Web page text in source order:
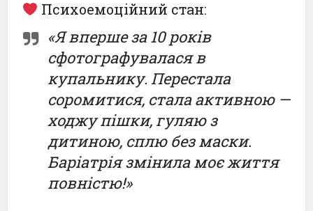
Психоемоційний стан:
«Я вперше за 10 років
сфотографувалася в
купальнику. Перестала
соромитися, стала активною —
ходжу пішки, гуляю з
дитиною, сплю без маски.
Баріатрія змінила моє життя
повністю!»